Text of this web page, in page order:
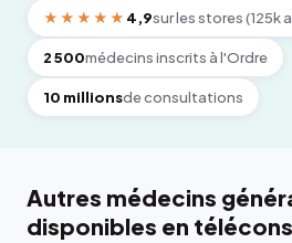
★★★★★ 4,9sur les stores (125k
2 500médecins inscrits à l'Ordre
10 millionsde consultations
Autres médecins
disponibles en